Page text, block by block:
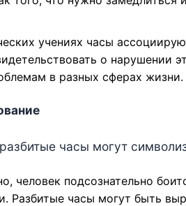
учениях часы
о нарушении
в разных сферах
часы могут
человек подсознательно
Разбитые часы могут быть